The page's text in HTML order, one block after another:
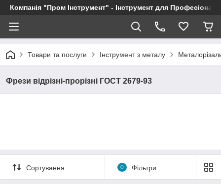
Компанія "Пром Інструмент" - Інструмент для
Товари та послуги Інструмент з металу
Фрези відрізні-прорізні ГОСТ 2679-93
Сортування 0 Фільтри